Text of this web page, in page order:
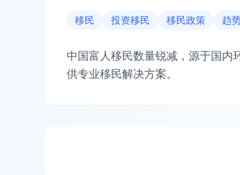
移民 投资移民 移民政策 趋
中国富人移民数量锐减，源于国内
供专业移民解决方案。